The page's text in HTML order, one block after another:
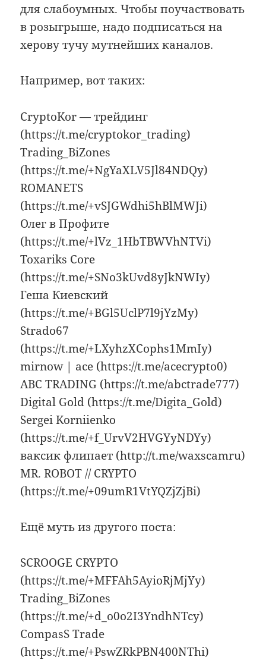
для слабоумных. Чтобы поучаствовать
в розыгрыше, надо подписаться на
херову тучу мутнейших каналов.
Например, вот таких:
CryptoKor — трейдинг
(https://t.me/cryptokor_trading)
Trading_BiZones
(https://t.me/+NgYaXLV5Jl84NDQy)
ROMANETS
(https://t.me/+vSJGWdhi5hBlMWJi)
Олег в Профите
(https://t.me/+lVz_1HbTBWVhNTVi)
Toxariks Core
(https://t.me/+SNo3kUvd8yJkNWIy)
Геша Киевский
(https://t.me/+BGl5UclP7l9jYzMy)
Strado67
(https://t.me/+LXyhzXCophs1MmIy)
mirnow | ace (https://t.me/acecrypto0)
ABC TRADING (https://t.me/abctrade777)
Digital Gold (https://t.me/Digita_Gold)
Sergei Korniienko
(https://t.me/+f_UrvV2HVGYyNDYy)
ваксик флипает (http://t.me/waxscamru)
MR. ROBOT // CRYPTO
(https://t.me/+09umR1VtYQZjZjBi)
Ещё муть из другого поста:
SCROOGE CRYPTO
(https://t.me/+MFFAh5AyioRjMjYy)
Trading_BiZones
(https://t.me/+d_o0o2I3YndhNTcy)
CompasS Trade
(https://t.me/+PswZRkPBN400NThi)